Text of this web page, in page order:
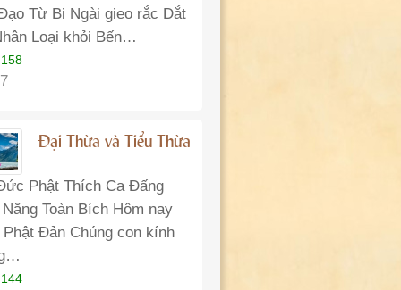
Từ Bi Ngài gieo rắc Dắt
Loại khỏi Bến…
Đại Thừa và Tiểu Thừa
Phật Thích Ca Đấng
Năng Toàn Bích Hôm nay
Phật Đản Chúng con kính